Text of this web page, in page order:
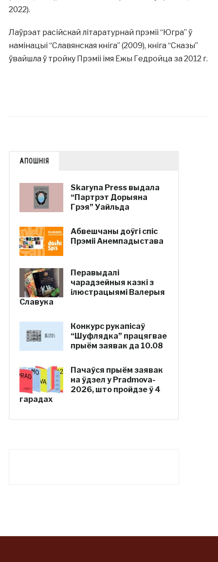
2022).
Лаўрэат расійскай літаратурнай прэміі “Югра” ў
намінацыі “Славянская кніга” (2009), кніга “Сказы”
ўвайшла ў тройку Прэміі імя Ежы Гедройца за 2012 г.
АПОШНІЯ
Skaryna Press выдала
“Партрэт Дорыяна
Грэя” Уайльда
Абвешчаны доўгі спіс
Прэміі Анемпадыстава
Перавыдалі
чарадзейныя казкі з
ілюстрацыямі Валерыя
Славука
Конкурс рукапісаў
“Шуфлядка” працягвае
прыём заявак да 10.08
Пачаўся прыём заявак
на ўдзел у Pradmova-
2026, што пройдзе ў 4
гарадах